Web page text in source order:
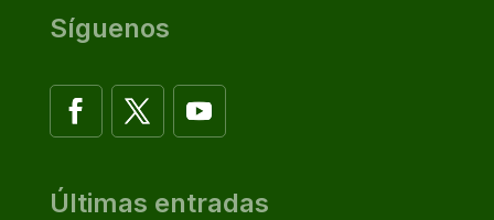
Síguenos
Últimas entradas